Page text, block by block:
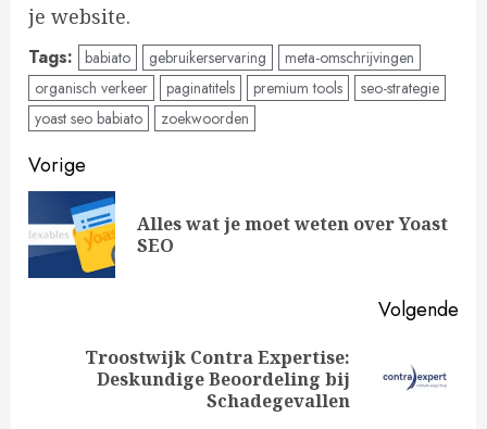
je website.
Tags: babiato gebruikerservaring
meta-omschrijvingen
organisch verkeer
paginatitels premium tools
seo-strategie
yoast seo babiato
zoekwoorden
Doorgaan
met
lezen
Vorige
Alles wat je moet weten over Yoast
SEO
Volgende
Volgende
Troostwijk Contra Expertise:
Deskundige Beoordeling bij
Schadegevallen